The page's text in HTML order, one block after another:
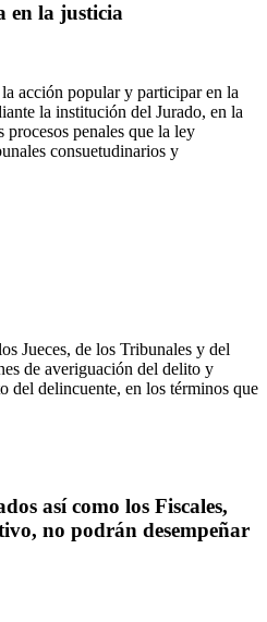
en la justicia
acción popular y participar en la
la institución del Jurado, en la
penales que la ley
consuetudinarios y
Jueces, de los Tribunales y del
de averiguación del delito y
del delincuente, en los términos que
así como los Fiscales,
no podrán desempeñar